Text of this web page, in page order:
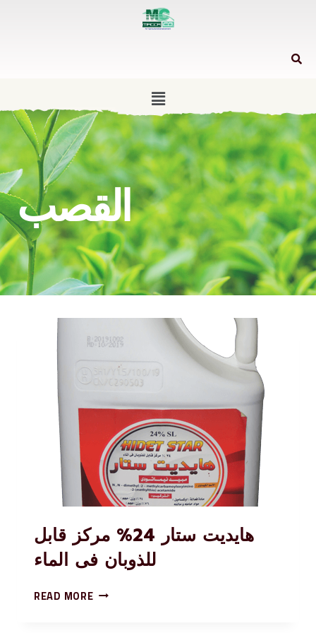
القصب
هايديت ستار 24% مركز قابل
للذوبان فى الماء
READ MORE